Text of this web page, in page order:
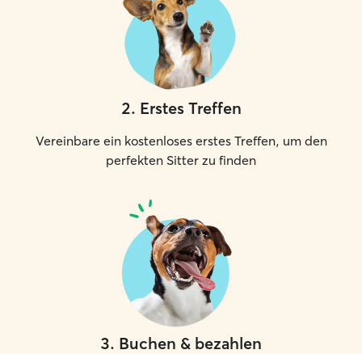
2. Erstes Treffen
Vereinbare ein kostenloses erstes Treffen, um den
perfekten Sitter zu finden
3. Buchen & bezahlen